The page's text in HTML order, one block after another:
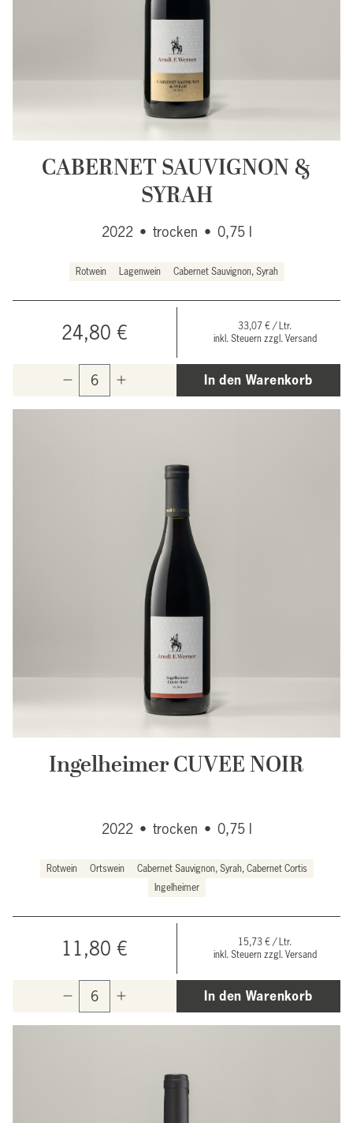
CABERNET SAUVIGNON &
SYRAH
2022 • trocken • 0,75 l
Rotwein Lagenwein Cabernet Sauvignon, Syrah
24,80 €
33,07 € / Ltr.
inkl. Steuern zzgl. Versand
In den Warenkorb
Ingelheimer CUVEE NOIR
2022 • trocken • 0,75 l
Rotwein Ortswein
Cabernet Sauvignon, Syrah, Cabernet Cortis
Ingelheimer
11,80 €
15,73 € / Ltr.
inkl. Steuern zzgl. Versand
In den Warenkorb